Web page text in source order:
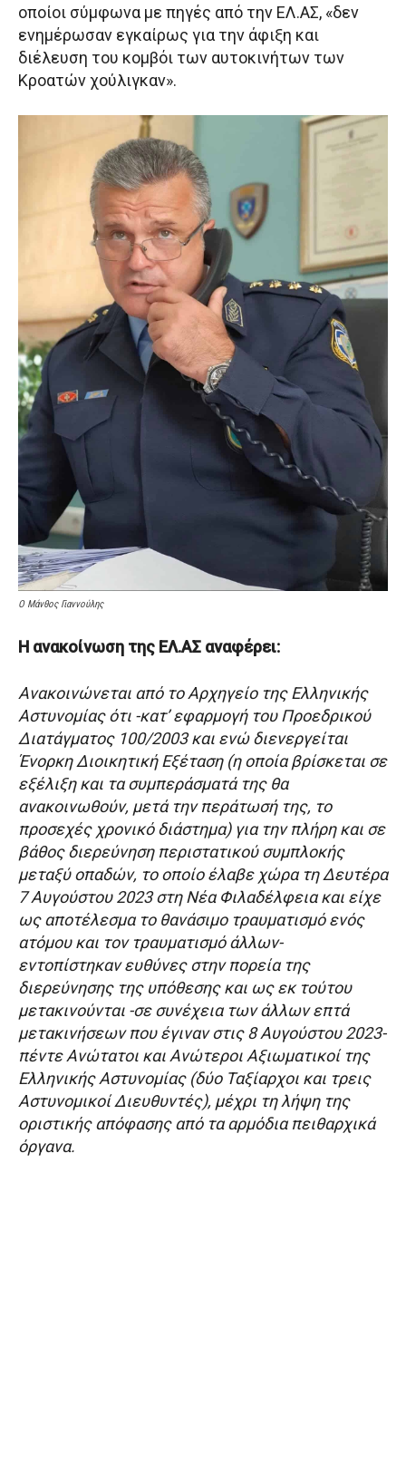
οποίοι σύμφωνα με πηγές από την ΕΛ.ΑΣ, «δεν
ενημέρωσαν εγκαίρως για την άφιξη και
διέλευση του κομβόι των αυτοκινήτων των
Κροατών χούλιγκαν».
Ο Μάνθος Γιαννούλης
Η ανακοίνωση της ΕΛ.ΑΣ αναφέρει:
Ανακοινώνεται από το Αρχηγείο της Ελληνικής
Αστυνομίας ότι -κατ’ εφαρμογή του Προεδρικού
Διατάγματος 100/2003 και ενώ διενεργείται
Ένορκη Διοικητική Εξέταση (η οποία βρίσκεται σε
εξέλιξη και τα συμπεράσματά της θα
ανακοινωθούν, μετά την περάτωσή της, το
προσεχές χρονικό διάστημα) για την πλήρη και σε
βάθος διερεύνηση περιστατικού συμπλοκής
μεταξύ οπαδών, το οποίο έλαβε χώρα τη Δευτέρα
7 Αυγούστου 2023 στη Νέα Φιλαδέλφεια και είχε
ως αποτέλεσμα το θανάσιμο τραυματισμό ενός
ατόμου και τον τραυματισμό άλλων-
εντοπίστηκαν ευθύνες στην πορεία της
διερεύνησης της υπόθεσης και ως εκ τούτου
μετακινούνται -σε συνέχεια των άλλων επτά
μετακινήσεων που έγιναν στις 8 Αυγούστου 2023-
πέντε Ανώτατοι και Ανώτεροι Αξιωματικοί της
Ελληνικής Αστυνομίας (δύο Ταξίαρχοι και τρεις
Αστυνομικοί Διευθυντές), μέχρι τη λήψη της
οριστικής απόφασης από τα αρμόδια πειθαρχικά
όργανα.